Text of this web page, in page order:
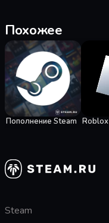
Похожее
Пополнение Steam Roblox
Steam